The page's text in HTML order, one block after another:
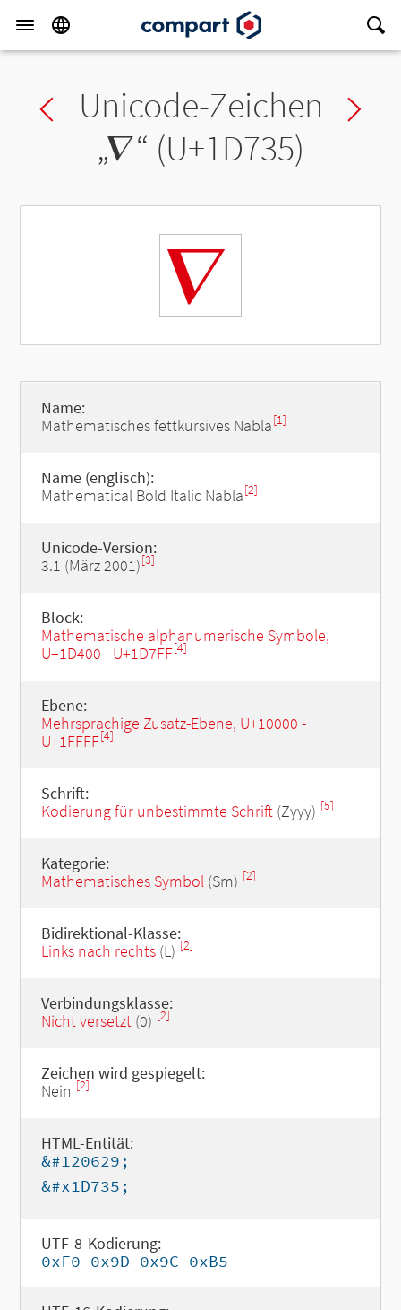
Previous char
Unicode-Zeichen
„𝜵“ (U+1D735)
𝜵
Name:
Mathematisches fettkursives Nabla[1]
Name (englisch):
Mathematical Bold Italic Nabla[2]
Unicode-Version:
3.1 (März 2001)[3]
Block:
Mathematische alphanumerische Symbole,
U+1D400 - U+1D7FF[4]
Ebene:
Mehrsprachige Zusatz-Ebene, U+10000 -
U+1FFFF[4]
Schrift:
Kodierung für unbestimmte Schrift(Zyyy) [5]
Kategorie:
Mathematisches Symbol(Sm) [2]
Bidirektional-Klasse:
Links nach rechts(L) [2]
Verbindungsklasse:
Nicht versetzt(0) [2]
Zeichen wird gespiegelt:
Nein [2]
HTML-Entität:
&#120629;
&#x1D735;
UTF-8-Kodierung:
0xF0 0x9D 0x9C 0xB5